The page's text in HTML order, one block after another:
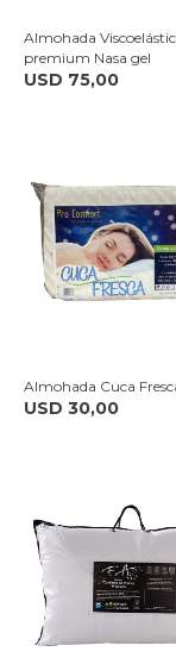
Almohada
premium Nasa gel
USD 75,00
Almohada Cuca
USD 30,00